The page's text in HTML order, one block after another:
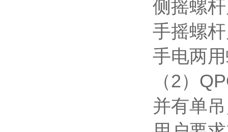
侧摇螺
手摇螺
手电两
（2）
并有单